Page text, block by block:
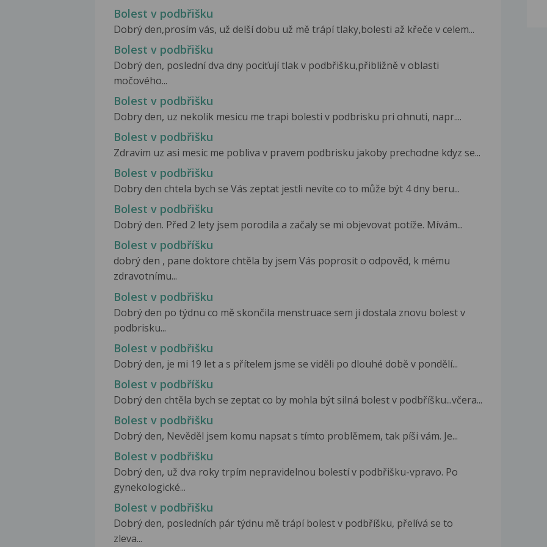
Bolest v podbřišku
Dobrý den,prosím vás, už delší dobu už mě trápí tlaky,bolesti až křeče v celem...
Bolest v podbřišku
Dobrý den, poslední dva dny pociťují tlak v podbřišku,přibližně v oblasti
močového...
Bolest v podbřišku
Dobry den, uz nekolik mesicu me trapi bolesti v podbrisku pri ohnuti, napr....
Bolest v podbřišku
Zdravim uz asi mesic me pobliva v pravem podbrisku jakoby prechodne kdyz se...
Bolest v podbřišku
Dobry den chtela bych se Vás zeptat jestli nevíte co to může být 4 dny beru...
Bolest v podbřišku
Dobrý den. Před 2 lety jsem porodila a začaly se mi objevovat potíže. Mívám...
Bolest v podbříšku
dobrý den , pane doktore chtěla by jsem Vás poprosit o odpověd, k mému
zdravotnímu...
Bolest v podbřišku
Dobrý den po týdnu co mě skončila menstruace sem ji dostala znovu bolest v
podbrisku...
Bolest v podbřišku
Dobrý den, je mi 19 let a s přítelem jsme se viděli po dlouhé době v pondělí...
Bolest v podbříšku
Dobrý den chtěla bych se zeptat co by mohla být silná bolest v podbříšku...včera...
Bolest v podbřišku
Dobrý den, Nevěděl jsem komu napsat s tímto problěmem, tak píši vám. Je...
Bolest v podbřišku
Dobrý den, už dva roky trpím nepravidelnou bolestí v podbřišku-vpravo. Po
gynekologické...
Bolest v podbřišku
Dobrý den, posledních pár týdnu mě trápí bolest v podbříšku, přelívá se to
zleva...